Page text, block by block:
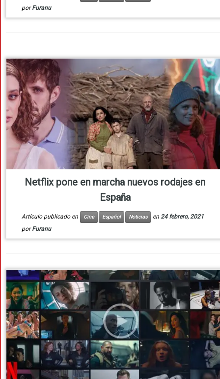
porFuranu
Netflix pone en marcha nuevos rodajes en
España
Artículo publicado en Cine Español Noticias en 24 febrero, 2021
porFuranu